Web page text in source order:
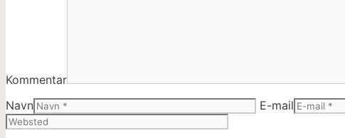
Kommentar
Navn
E-mail